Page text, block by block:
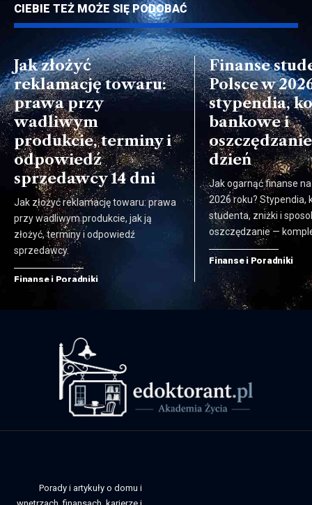
CIEBIE TEŻ MOŻE SIĘ PODOBAĆ
Jak złożyć
reklamację towaru:
prawa przy
wadliwym
produkcie, terminy i
odpowiedź
sprzedawcy 14 dni
Jak złożyć reklamację towaru: prawa
przy wadliwym produkcie, jak ją
złożyć, terminy i odpowiedź
sprzedawcy.
Finanse i Poradniki
Finanse
Polsce w
stypendia,
bankowe i
dzień
Jak ogarnąć finanse
2026 roku? Stypendia,
studenta, zniżki i
oszczędzanie —
Finanse i Poradniki
Porady i artykuły o domu i